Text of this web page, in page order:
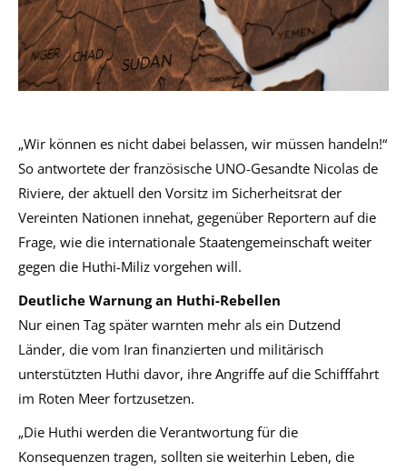
„Wir können es nicht dabei belassen, wir müssen handeln!“
So antwortete der französische UNO-Gesandte Nicolas de
Riviere, der aktuell den Vorsitz im Sicherheitsrat der
Vereinten Nationen innehat, gegenüber Reportern auf die
Frage, wie die internationale Staatengemeinschaft weiter
gegen die Huthi-Miliz vorgehen will.
Deutliche Warnung an Huthi-Rebellen
Nur einen Tag später warnten mehr als ein Dutzend
Länder, die vom Iran finanzierten und militärisch
unterstützten Huthi davor, ihre Angriffe auf die Schifffahrt
im Roten Meer fortzusetzen.
„Die Huthi werden die Verantwortung für die
Konsequenzen tragen, sollten sie weiterhin Leben, die